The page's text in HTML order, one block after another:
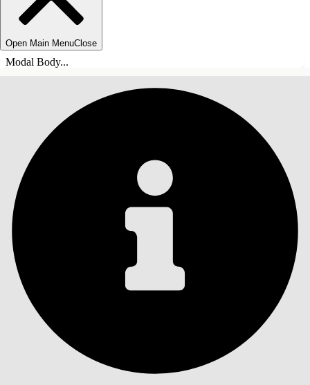
Open Main MenuClose
Modal Body...
Vis innholdsfortegnelse